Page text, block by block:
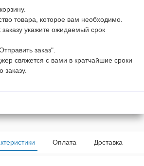
товара, которое вам необходимо.
укажите ожидаемый срок
заказ".
свяжется с вами в кратчайшие сроки
заказу.
Оплата Доставка